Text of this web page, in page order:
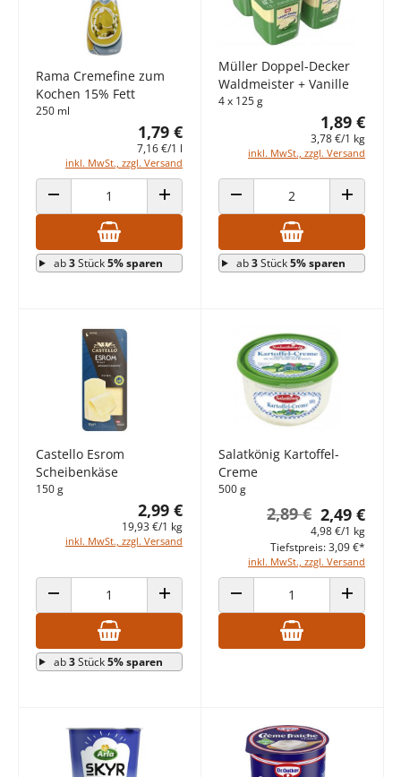
Rama Cremefine zum
Kochen 15% Fett
250 ml
1,79 €
7,16 €/1 l
inkl. MwSt., zzgl. Versand
ANZAHL VERRINGERN ANZAHL ERHÖHEN
ab3Stück5% sparen
Müller Doppel-Decker
Waldmeister + Vanille
4 x 125 g
1,89 €
3,78 €/1 kg
inkl. MwSt., zzgl. Versand
ANZAHL VERRINGERN ANZAHL
ab3Stück5% sparen
Castello Esrom
Scheibenkäse
150 g
2,99 €
19,93 €/1 kg
inkl. MwSt., zzgl. Versand
ANZAHL VERRINGERN ANZAHL ERHÖHEN
ab3Stück5% sparen
Salatkönig Kartoffel-
Creme
500 g
2,49 €
2,89 €
4,98 €/1 kg
inkl. MwSt., zzgl. Versand
Tiefstpreis: 3,09 €*
ANZAHL VERRINGERN ANZAHL